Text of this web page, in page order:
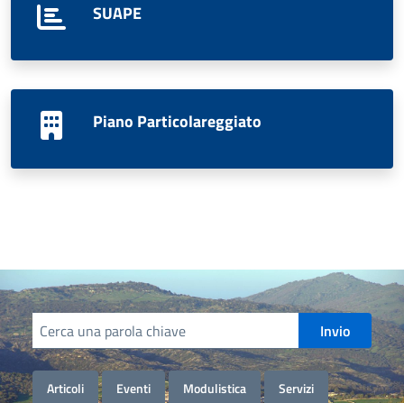
SUAPE
Piano Particolareggiato
Cerca informazioni, servizi, persone Invio
Articoli Eventi Modulistica Servizi